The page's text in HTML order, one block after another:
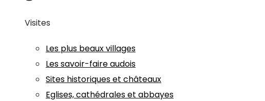
Visites
Les plus beaux villages
Les savoir-faire audois
Sites historiques et châteaux
Eglises, cathédrales et abbayes